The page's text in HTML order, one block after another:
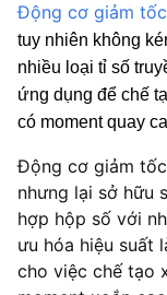
Động cơ giảm
tuy nhiên không
nhiều loại tỉ số
ứng dụng để chế
có moment quay
Động cơ giảm
nhưng lại sở hữu
hợp hộp số với
ưu hóa hiệu suất
cho việc chế tạo